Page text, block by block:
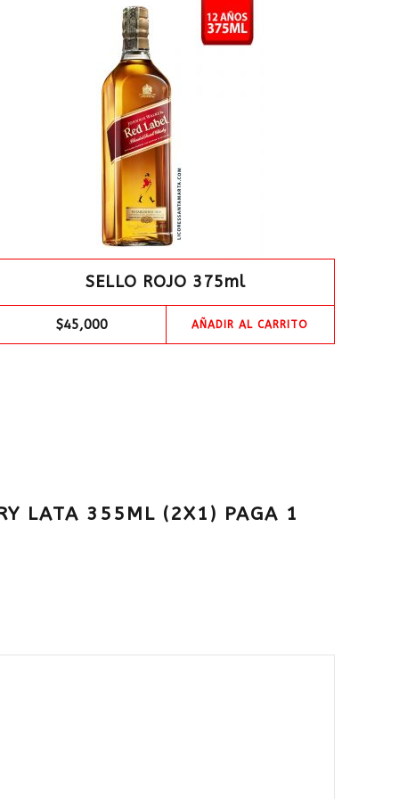
SELLO ROJO 375ml
$45,000 AÑADIR AL CARRITO
LATA 355ML (2X1) PAGA 1